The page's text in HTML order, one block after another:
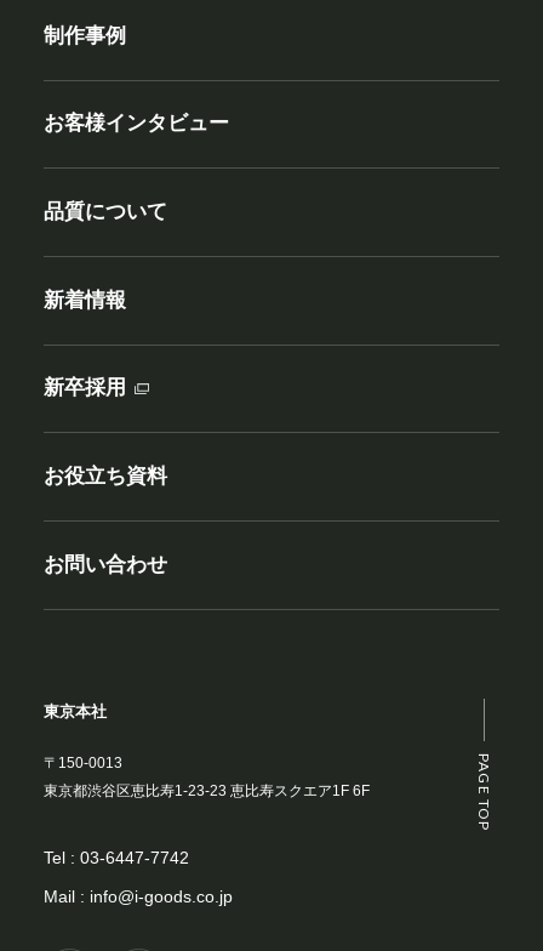
PAGE TOP
制作事例
お客様インタビュー
品質について
新着情報
新卒採用
お役立ち資料
お問い合わせ
東京本社
〒150-0013
東京都渋谷区恵比寿1-23-23 恵比寿スクエア1F 6F
Tel : 03-6447-7742
Mail : info@i-goods.co.jp